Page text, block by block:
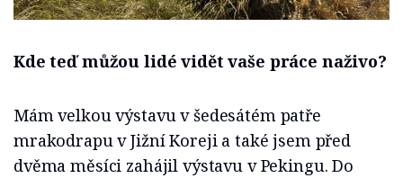
Kde teď můžou lidé vidět vaše práce naživo?
Mám velkou výstavu v šedesátém patře
mrakodrapu v Jižní Koreji a také jsem před
dvěma měsíci zahájil výstavu v Pekingu. Do